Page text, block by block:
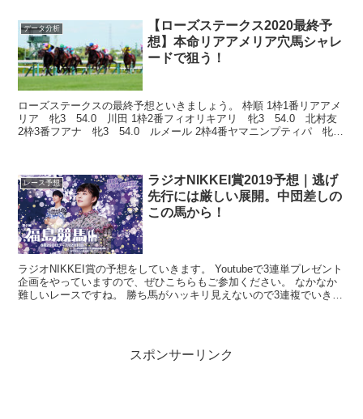
データ分析
【ローズステークス2020最終予
想】本命リアアメリア穴馬シャレ
ードで狙う！
ローズステークスの最終予想といきましょう。 枠順 1枠1番リアアメ
リア 牝3 54.0 川田 1枠2番フィオリキアリ 牝3 54.0 北村友
2枠3番フアナ 牝3 54.0 ルメール 2枠4番ヤマニンプティパ 牝
レース予想
ラジオNIKKEI賞2019予想｜逃げ
先行には厳しい展開。中団差しの
この馬から！
ラジオNIKKEI賞の予想をしていきます。 Youtubeで3連単プレゼント
企画をやっていますので、ぜひこちらもご参加ください。 なかなか
難しいレースですね。 勝ち馬がハッキリ見えないので3連複でいきま
スポンサーリンク